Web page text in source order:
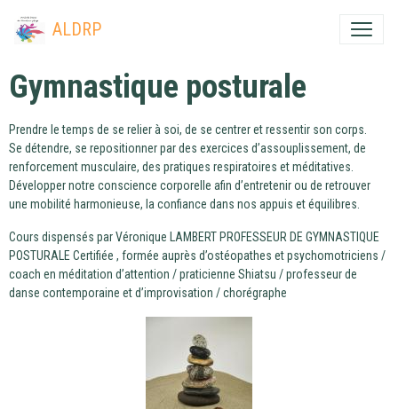
ALDRP
Gymnastique posturale
Prendre le temps de se relier à soi, de se centrer et ressentir son corps.
Se détendre, se repositionner par des exercices d’assouplissement, de
renforcement musculaire, des pratiques respiratoires et méditatives.
Développer notre conscience corporelle afin d’entretenir ou de retrouver
une mobilité harmonieuse, la confiance dans nos appuis et équilibres.
Cours dispensés par Véronique LAMBERT PROFESSEUR DE GYMNASTIQUE
POSTURALE Certifiée , formée auprès d’ostéopathes et psychomotriciens /
coach en méditation d’attention / praticienne Shiatsu / professeur de
danse contemporaine et d’improvisation / chorégraphe